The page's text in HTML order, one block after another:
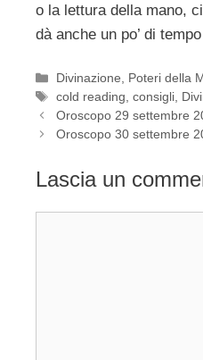
o la lettura della mano,
dà anche un po’ di
Categorie
Divinazione, Poteri della
Tag
cold reading,consigli,
Oroscopo 29 settembre
Oroscopo 30 settembre
Lascia un